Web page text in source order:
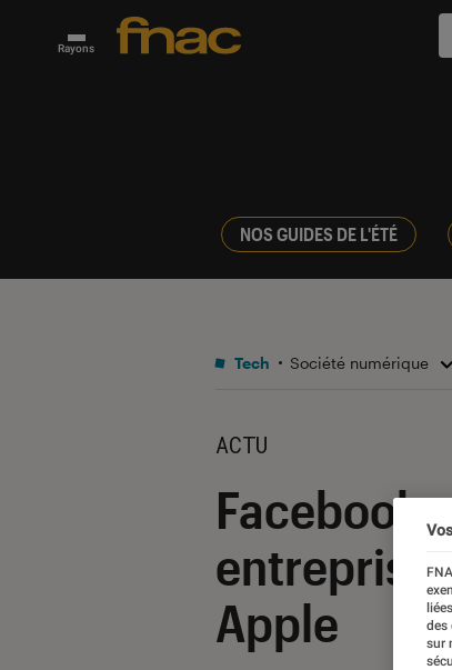
Rayons
NOS GUIDES DE L'ÉTÉ
Tech Société numérique
ACTU
Facebook
Apple
des
sur